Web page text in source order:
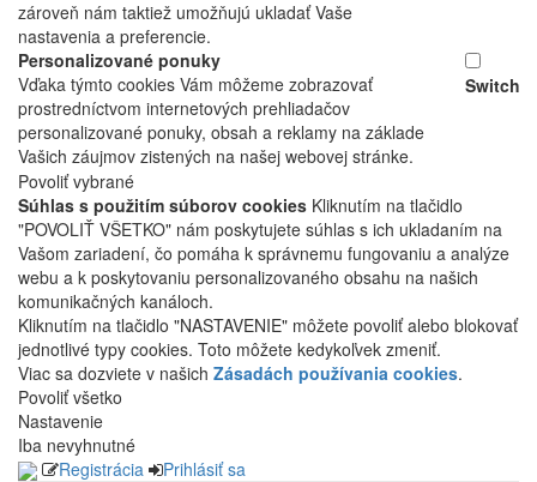
zároveň nám taktiež umožňujú ukladať Vaše
nastavenia a preferencie.
Personalizované ponuky
Vďaka týmto cookies Vám môžeme zobrazovať
prostredníctvom internetových prehliadačov
personalizované ponuky, obsah a reklamy na základe
Vašich záujmov zistených na našej webovej stránke.
Switch
Povoliť vybrané
Súhlas s použitím súborov cookies Kliknutím na tlačidlo
"POVOLIŤ VŠETKO" nám poskytujete súhlas s ich ukladaním na
Vašom zariadení, čo pomáha k správnemu fungovaniu a analýze
webu a k poskytovaniu personalizovaného obsahu na našich
komunikačných kanáloch.
Kliknutím na tlačidlo "NASTAVENIE" môžete povoliť alebo blokovať
jednotlivé typy cookies. Toto môžete kedykoľvek zmeniť.
Viac sa dozviete v našich Zásadách používania cookies.
Povoliť všetko
Nastavenie
Iba nevyhnutné
Registrácia
Prihlásiť sa